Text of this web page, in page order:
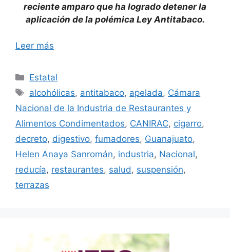
reciente amparo que ha logrado detener la
aplicación de la polémica Ley Antitabaco.
Leer más
Categorías
Estatal
Etiquetas
alcohólicas, antitabaco, apelada, Cámara
Nacional de la Industria de Restaurantes y
Alimentos Condimentados, CANIRAC, cigarro,
decreto, digestivo, fumadores, Guanajuato,
Helen Anaya Sanromán, industria, Nacional,
reducía, restaurantes, salud , suspensión,
terrazas